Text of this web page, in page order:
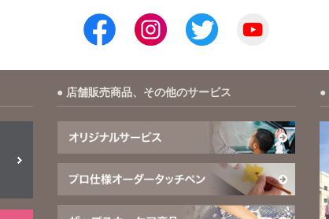
店舗販売商品、その他のサービス